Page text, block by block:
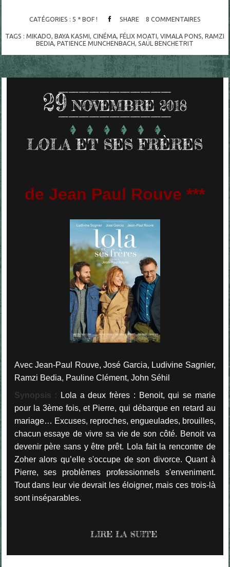
CATÉGORIES : 5 * BOF ! SHARE 8 COMMENTAIRES
TAGS :MIKADO ,BAYA KASMI ,CINÉMA ,FÉLIX MOATI ,VIMALA PONS ,RAMZI
BEDIA ,PATIENCE MUNCHENBACH ,SAÜL BENCHETRIT
29 NOVEMBRE 2018
LOLA ET SES FRÈRES
de Jean Paul Rouve ***
Avec Jean-Paul Rouve, José Garcia, Ludivine Sagnier,
Ramzi Bedia, Pauline Clément, John Séhil
Synopsis :
Lola a deux frères : Benoit, qui se marie
pour la 3ème fois, et Pierre, qui débarque en retard au
mariage… Excuses, reproches, engueulades, brouilles,
chacun essaye de vivre sa vie de son côté. Benoit va
devenir père sans y être prêt. Lola fait la rencontre de
Zoher alors qu’elle s'occupe de son divorce. Quant à
Pierre, ses problèmes professionnels s'enveniment.
Tout dans leur vie devrait les éloigner, mais ces trois-là
sont inséparables.
LIRE LA SUITE